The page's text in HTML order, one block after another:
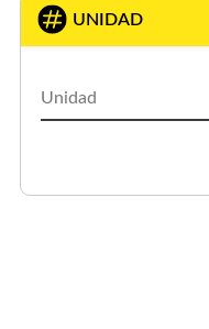
UNIDAD